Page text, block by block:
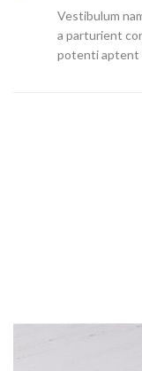
Vestibulum
a parturient
potenti aptent